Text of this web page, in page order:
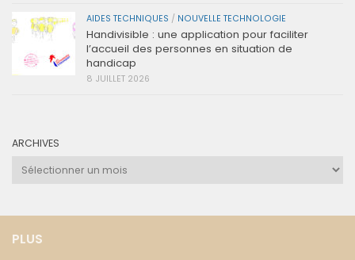
AIDES TECHNIQUES / NOUVELLE TECHNOLOGIE
Handivisible : une application pour faciliter
l’accueil des personnes en situation de
handicap
8 JUILLET 2026
ARCHIVES
Archives
PLUS